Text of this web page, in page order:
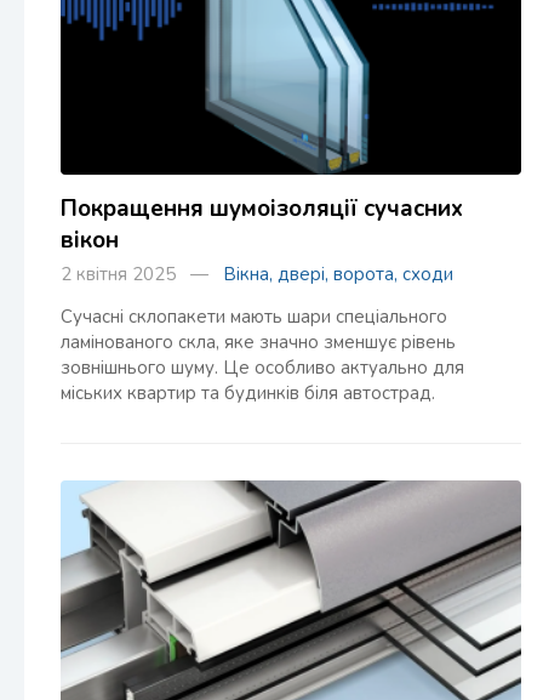
Покращення шумоізоляції сучасних
вікон
2 квітня 2025 — Вікна, двері, ворота, сходи
Сучасні склопакети мають шари спеціального
ламінованого скла, яке значно зменшує рівень
зовнішнього шуму. Це особливо актуально для
міських квартир та будинків біля автострад.